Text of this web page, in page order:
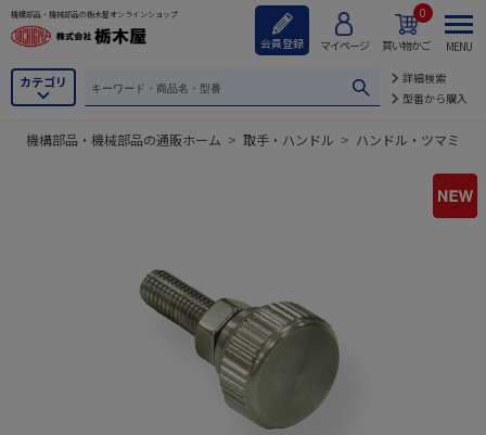
機構部品・機械部品の栃木屋オンラインショップ
会員登録 マイページ 買い物かご
0
カテゴリ
詳細検索
型番から購入
MENU
機構部品・機械部品の通販ホーム > 取手・ハンドル > ハンドル・ツマミ